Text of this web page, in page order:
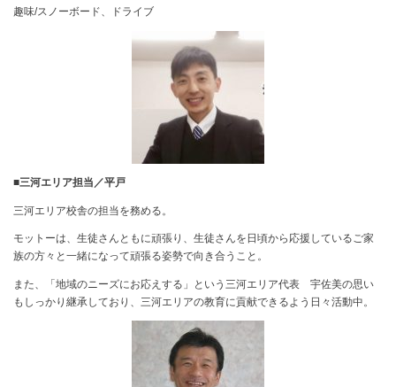
趣味/スノーボード、ドライブ
■三河エリア担当／平戸
三河エリア校舎の担当を務める。
モットーは、生徒さんともに頑張り、生徒さんを日頃から応援しているご家
族の方々と一緒になって頑張る姿勢で向き合うこと。
また、「地域のニーズにお応えする」という三河エリア代表 宇佐美の思い
もしっかり継承しており、三河エリアの教育に貢献できるよう日々活動中。